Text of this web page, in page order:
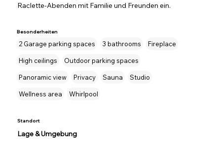
Raclette-Abenden mit Familie und Freunden ein.
Besonderheiten
2 Garage parking spaces 3 bathrooms Fireplace
High ceilings Outdoor parking spaces
Panoramic view Privacy Sauna Studio
Wellness area Whirlpool
Standort
Lage & Umgebung